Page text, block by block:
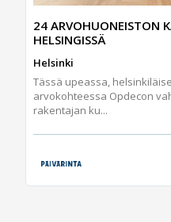
24 ARVOHUONEISTON
HELSINGISSÄ
Helsinki
Tässä upeassa,
arvokohteessa Opdecon
rakentajan ku...